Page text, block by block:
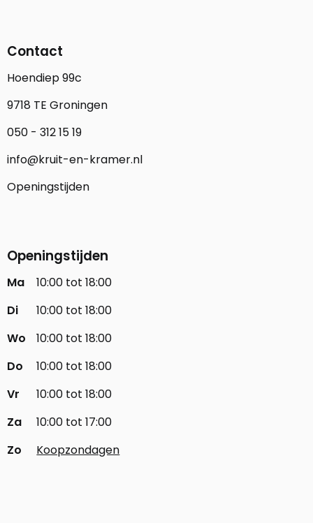
Contact
Hoendiep 99c
9718 TE Groningen
050 - 312 15 19
info@kruit-en-kramer.nl
Openingstijden
Openingstijden
Ma
10:00 tot 18:00
Di
10:00 tot 18:00
Wo
10:00 tot 18:00
Do
10:00 tot 18:00
Vr
10:00 tot 18:00
Za
10:00 tot 17:00
Zo
Koopzondagen